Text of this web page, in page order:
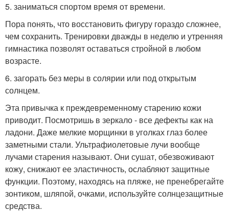
5. заниматься спортом время от времени.
Пора понять, что восстановить фигуру гораздо сложнее,
чем сохранить. Тренировки дважды в неделю и утренняя
гимнастика позволят оставаться стройной в любом
возрасте.
6. загорать без меры в солярии или под открытым
солнцем.
Эта привычка к преждевременному старению кожи
приводит. Посмотришь в зеркало - все дефекты как на
ладони. Даже мелкие морщинки в уголках глаз более
заметными стали. Ультрафиолетовые лучи вообще
лучами старения называют. Они сушат, обезвоживают
кожу, снижают ее эластичность, ослабляют защитные
функции. Поэтому, находясь на пляже, не пренебрегайте
зонтиком, шляпой, очками, используйте солнцезащитные
средства.